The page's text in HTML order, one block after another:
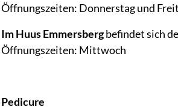
Öffnungszeiten: Donnerstag und
Im Huus Emmersbergbefindet sich
Öffnungszeiten: Mittwoch
Pedicure